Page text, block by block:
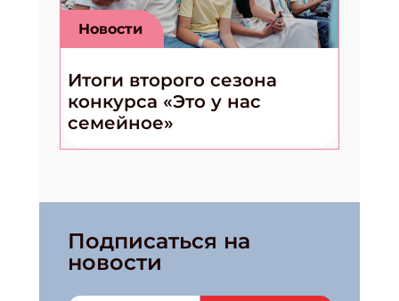
Новости
Итоги второго сезона
конкурса «Это у нас
семейное»
Подписаться на
новости